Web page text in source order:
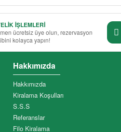
İŞLEMLERİ
ücretsiz üye olun, rezervasyon
kolayca yapın!
Hakkımızda
Hakkımızda
Kiralama Koşulları
S.S.S
Referanslar
Filo Kiralama